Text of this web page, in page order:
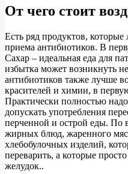
От чего стоит
Есть ряд продуктов,
приема антибиотиков. В
Сахар – идеальная еда для
избытка может возникнуть
антибиотиков также лучше
красителей и химии, в
Практически полностью
допускать употребления
перченной и острой еды. По
жирных блюд, жаренного
хлебобулочных изделий,
переварить, а которые
желудок..